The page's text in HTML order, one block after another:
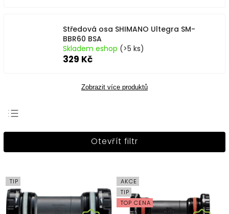
Středová osa SHIMANO Ultegra SM-
BBR60 BSA
Skladem eshop (>5 ks)
329 Kč
Zobrazit více produktů
Nejprodávanější
Otevřít filtr
TIP
AKCE
TIP
TOP CENA